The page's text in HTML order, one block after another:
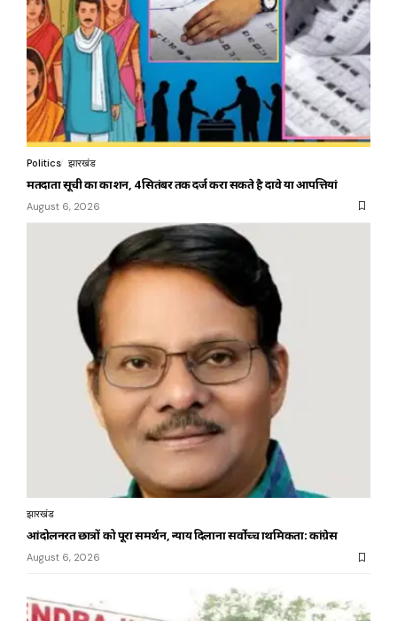
Politics झारखंड
मतदाता सूची का प्रकाशन, 4 सितंबर तक दर्ज करा सकते है दावे या आपत्तियां
August 6, 2026
झारखंड
आंदोलनरत छात्रों को पूरा समर्थन, न्याय दिलाना सर्वोच्च प्राथमिकता: कांग्रेस
August 6, 2026